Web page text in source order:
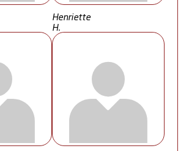
Henriette
H.